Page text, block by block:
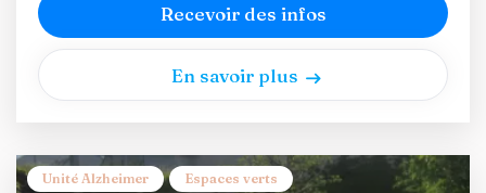
Recevoir des infos
En savoir plus
Unité Alzheimer Espaces verts